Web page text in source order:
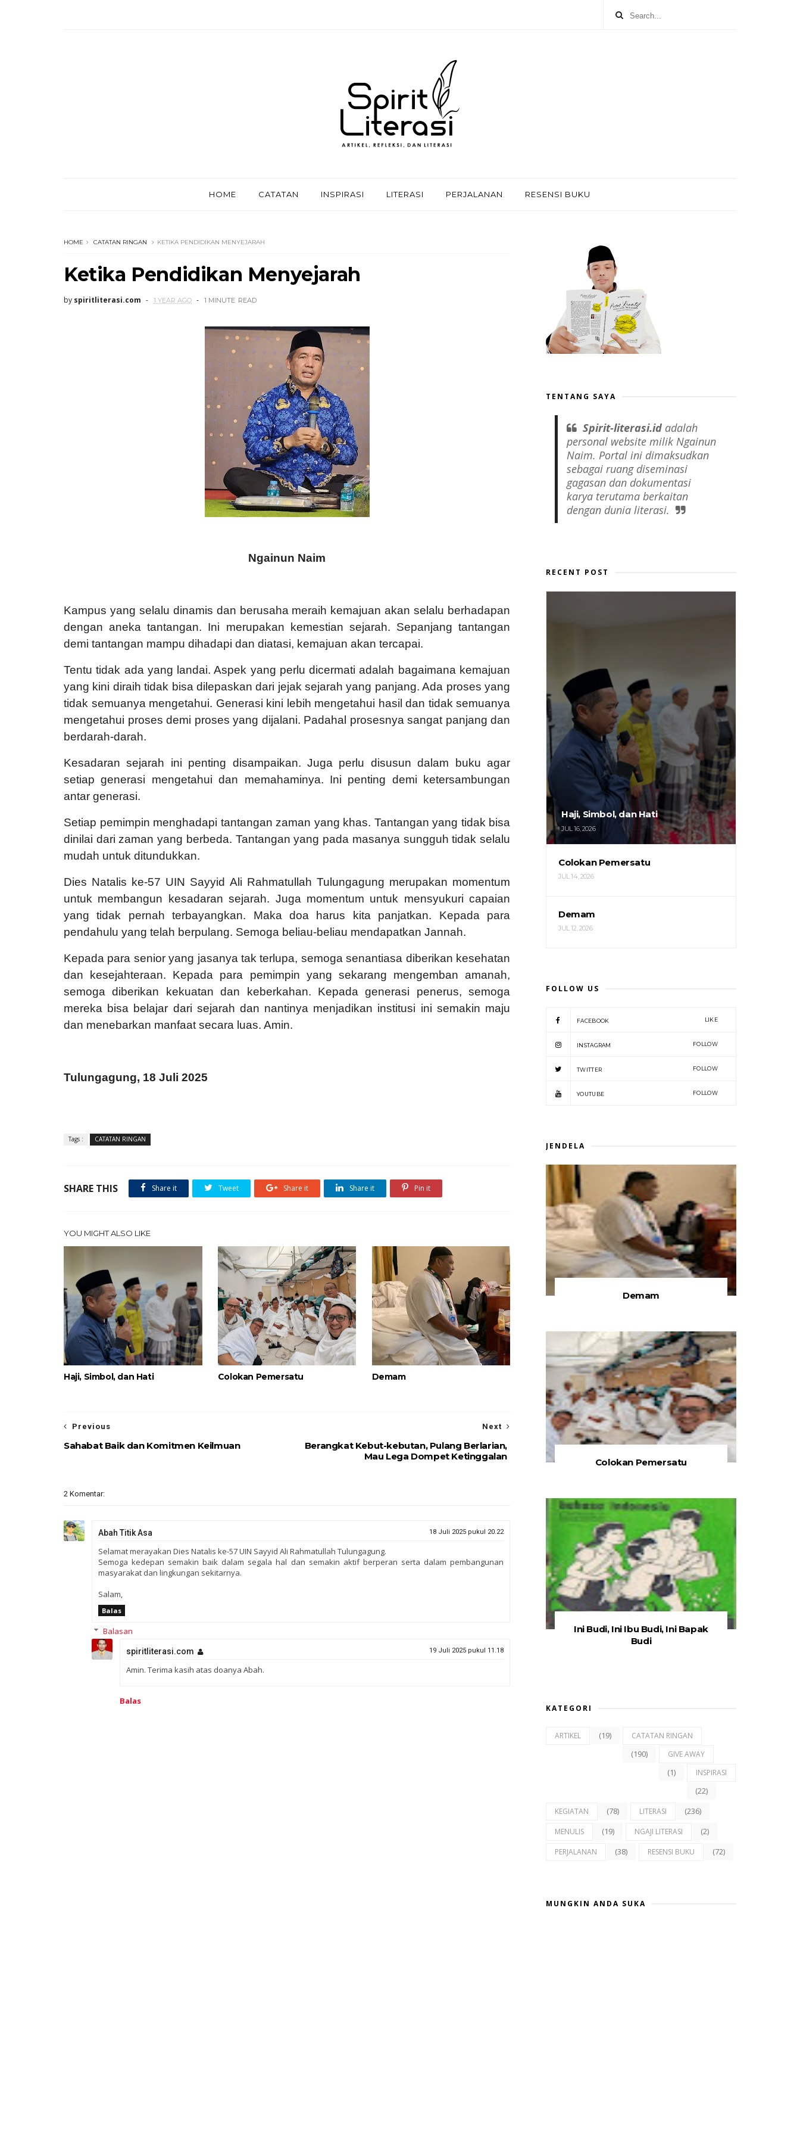
HOME CATATAN INSPIRASI LITERASI PERJALANAN RESENSI BUKU
HOME CATATAN RINGAN KETIKA PENDIDIKAN MENYEJARAH
Ketika Pendidikan Menyejarah
by spiritliterasi.com 1 YEAR AGO 1 MINUTE READ
Ngainun Naim
Kampus yang selalu dinamis dan berusaha meraih kemajuan akan selalu berhadapan
dengan aneka tantangan. Ini merupakan kemestian sejarah. Sepanjang tantangan
demi tantangan mampu dihadapi dan diatasi, kemajuan akan tercapai.
Tentu tidak ada yang landai. Aspek yang perlu dicermati adalah bagaimana kemajuan
yang kini diraih tidak bisa dilepaskan dari jejak sejarah yang panjang. Ada proses yang
tidak semuanya mengetahui. Generasi kini lebih mengetahui hasil dan tidak semuanya
mengetahui proses demi proses yang dijalani. Padahal prosesnya sangat panjang dan
berdarah-darah.
Kesadaran sejarah ini penting disampaikan. Juga perlu disusun dalam buku agar
setiap generasi mengetahui dan memahaminya. Ini penting demi ketersambungan
antar generasi.
Setiap pemimpin menghadapi tantangan zaman yang khas. Tantangan yang tidak bisa
dinilai dari zaman yang berbeda. Tantangan yang pada masanya sungguh tidak selalu
mudah untuk ditundukkan.
Dies Natalis ke-57 UIN Sayyid Ali Rahmatullah Tulungagung merupakan momentum
untuk membangun kesadaran sejarah. Juga momentum untuk mensyukuri capaian
yang tidak pernah terbayangkan. Maka doa harus kita panjatkan. Kepada para
pendahulu yang telah berpulang. Semoga beliau-beliau mendapatkan Jannah.
Kepada para senior yang jasanya tak terlupa, semoga senantiasa diberikan kesehatan
dan kesejahteraan. Kepada para pemimpin yang sekarang mengemban amanah,
semoga diberikan kekuatan dan keberkahan. Kepada generasi penerus, semoga
mereka bisa belajar dari sejarah dan nantinya menjadikan institusi ini semakin maju
dan menebarkan manfaat secara luas. Amin.
Tulungagung, 18 Juli 2025
Tags : CATATAN RINGAN
SHARE THIS Share it Tweet Share it Share it Pin it
YOU MIGHT ALSO LIKE
Haji, Simbol, dan Hati Colokan Pemersatu Demam
Next
Berangkat Kebut-kebutan, Pulang Berlarian,
Mau Lega Dompet Ketinggalan
Previous
Sahabat Baik dan Komitmen Keilmuan
2 Komentar:
Abah Titik Asa 18 Juli 2025 pukul 20.22
Selamat merayakan Dies Natalis ke-57 UIN Sayyid Ali Rahmatullah Tulungagung.
Semoga kedepan semakin baik dalam segala hal dan semakin aktif berperan serta dalam pembangunan
masyarakat dan lingkungan sekitarnya.
Salam,
Balas
Balasan
spiritliterasi.com 19 Juli 2025 pukul 11.18
Amin. Terima kasih atas doanya Abah.
Balas
TENTANG SAYA
Spirit-literasi.id adalah
personal website milik Ngainun
Naim. Portal ini dimaksudkan
sebagai ruang diseminasi
gagasan dan dokumentasi
karya terutama berkaitan
dengan dunia literasi.
RECENT POST
Haji, Simbol, dan Hati
JUL 16, 2026
Colokan Pemersatu
JUL 14, 2026
Demam
JUL 12, 2026
FOLLOW US
FACEBOOK LIKE
INSTAGRAM FOLLOW
TWITTER FOLLOW
YOUTUBE FOLLOW
JENDELA
Demam
Colokan Pemersatu
Ini Budi, Ini Ibu Budi, Ini Bapak
Budi
KATEGORI
ARTIKEL (19) CATATAN RINGAN
(190) GIVE AWAY
(1) INSPIRASI
(22)
KEGIATAN (78) LITERASI (236)
MENULIS (19) NGAJI LITERASI (2)
PERJALANAN (38) RESENSI BUKU (72)
MUNGKIN ANDA SUKA